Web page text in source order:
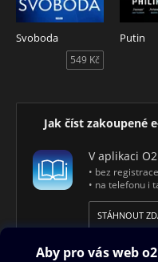
Svoboda
549 Kč
Putin
Jak číst zakoupené
V aplikaci
• bez registrace
• na telefonu i
STÁHNOUT